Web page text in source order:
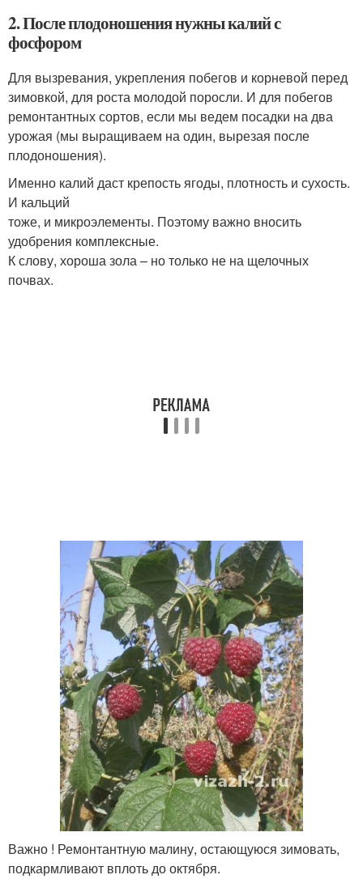
2. После плодоношения нужны калий с
фосфором
Для вызревания, укрепления побегов и корневой перед
зимовкой, для роста молодой поросли. И для побегов
ремонтантных сортов, если мы ведем посадки на два
урожая (мы выращиваем на один, вырезая после
плодоношения).
Именно калий даст крепость ягоды, плотность и сухость.
И кальций
тоже, и микроэлементы. Поэтому важно вносить
удобрения комплексные.
К слову, хороша зола – но только не на щелочных
почвах.
Важно ! Ремонтантную малину, остающуюся зимовать,
подкармливают вплоть до октября.